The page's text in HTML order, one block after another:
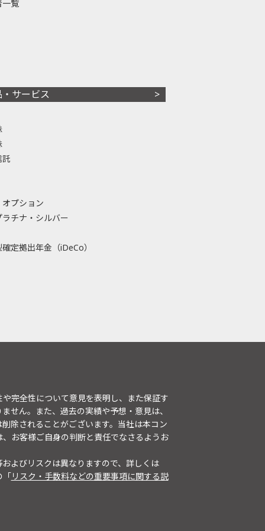
一覧
・サービス
託
プション
ラチナ・シルバー
定拠出年金（iDeCo）
完全性について意見を表明し、また保証す
せん。また、過去の実績や予想・意見は、
除されることがございます。当社は本コン
お客様ご自身の判断と責任でなさるようお
よびリスクは異なりますので、詳しくは
「リスク・手数料などの重要事項に関する説